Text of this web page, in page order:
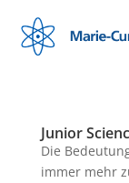
Junior
Die
immer mehr